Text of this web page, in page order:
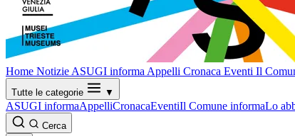
Home Notizie ASUGI informa Appelli Cronaca Eventi Il
Tutte le categorie ▼
ASUGI informaAppelliCronacaEventiIl Comune informaLo
Cerca